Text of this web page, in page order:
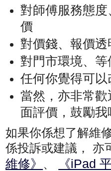
對師傅服務態
價
對價錢、報價
對門市環境、
任何你覺得可
當然，亦非常
面評價，鼓勵
如果你係想了解維
係投訴或建議， 亦
維修》 、 《iPad